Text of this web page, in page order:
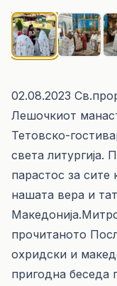
02.08.2023
Лешочкиот
Тетовско-
света литургија.
парастос за сите
нашата вера и
прочитаното
охридски и
пригодна беседа